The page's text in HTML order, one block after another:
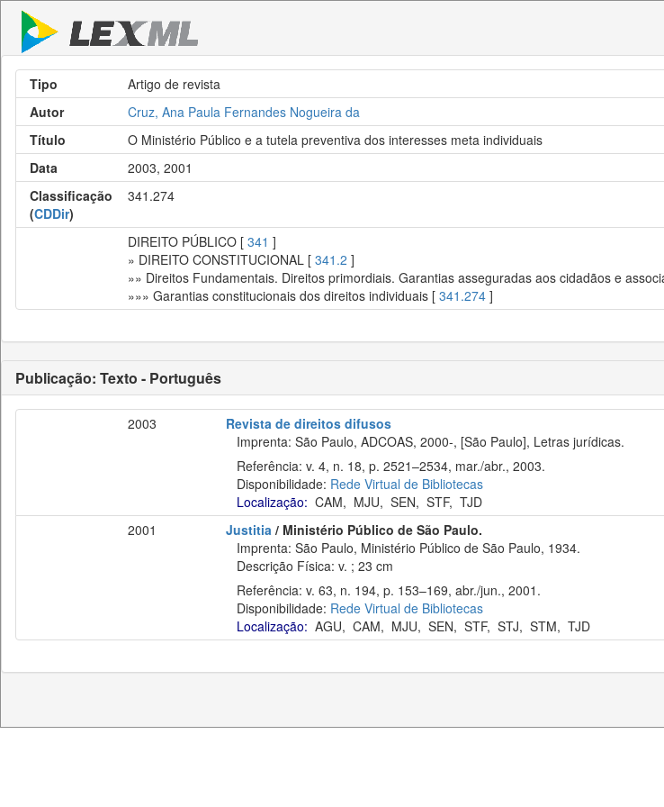
Tipo
Artigo de revista
Autor
Cruz, Ana Paula Fernandes Nogueira da
Título
O Ministério Público e a tutela preventiva dos interesses meta individuais
Data
2003, 2001
Classificação
(CDDir)
341.274
DIREITO PÚBLICO [ 341 ]
» DIREITO CONSTITUCIONAL [ 341.2 ]
»» Direitos Fundamentais. Direitos primordiais. Garantias asseguradas aos cidadãos e
»»» Garantias constitucionais dos direitos individuais [ 341.274 ]
Publicação: Texto - Português
2003
Revista de direitos difusos
Imprenta: São Paulo, ADCOAS, 2000-, [São Paulo], Letras jurídicas.
Referência: v. 4, n. 18, p. 2521–2534, mar./abr., 2003.
Disponibilidade: Rede Virtual de Bibliotecas
Localização: CAM, MJU, SEN, STF, TJD
2001
Justitia / Ministério Público de São Paulo.
Imprenta: São Paulo, Ministério Público de São Paulo, 1934.
Descrição Física: v. ; 23 cm
Referência: v. 63, n. 194, p. 153–169, abr./jun., 2001.
Disponibilidade: Rede Virtual de Bibliotecas
Localização: AGU, CAM, MJU, SEN, STF, STJ, STM, TJD